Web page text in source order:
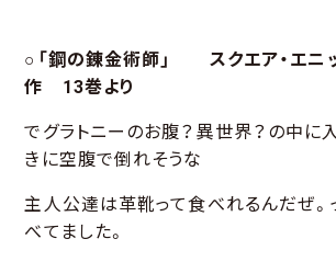
○「鋼の錬金術師」 スクエア・エニ
作 13巻より
でグラトニーのお腹？異世界？の中に
きに空腹で倒れそうな
主人公達は革靴って食べれるんだぜ。
べてました。